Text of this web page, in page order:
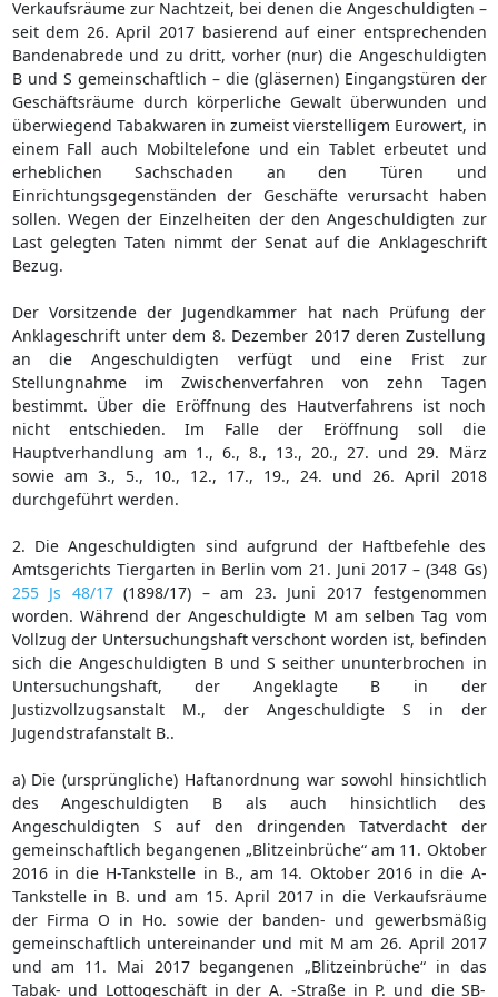
Verkaufsräume zur Nachtzeit, bei denen die Angeschuldigten –
seit dem 26. April 2017 basierend auf einer entsprechenden
Bandenabrede und zu dritt, vorher (nur) die Angeschuldigten
B und S gemeinschaftlich – die (gläsernen) Eingangstüren der
Geschäftsräume durch körperliche Gewalt überwunden und
überwiegend Tabakwaren in zumeist vierstelligem Eurowert, in
einem Fall auch Mobiltelefone und ein Tablet erbeutet und
erheblichen Sachschaden an den Türen und
Einrichtungsgegenständen der Geschäfte verursacht haben
sollen. Wegen der Einzelheiten der den Angeschuldigten zur
Last gelegten Taten nimmt der Senat auf die Anklageschrift
Bezug.
Der Vorsitzende der Jugendkammer hat nach Prüfung der
Anklageschrift unter dem 8. Dezember 2017 deren Zustellung
an die Angeschuldigten verfügt und eine Frist zur
Stellungnahme im Zwischenverfahren von zehn Tagen
bestimmt. Über die Eröffnung des Hautverfahrens ist noch
nicht entschieden. Im Falle der Eröffnung soll die
Hauptverhandlung am 1., 6., 8., 13., 20., 27. und 29. März
sowie am 3., 5., 10., 12., 17., 19., 24. und 26. April 2018
durchgeführt werden.
2. Die Angeschuldigten sind aufgrund der Haftbefehle des
Amtsgerichts Tiergarten in Berlin vom 21. Juni 2017 – (348 Gs)
255 Js 48/17(1898/17) – am 23. Juni 2017 festgenommen
worden. Während der Angeschuldigte M am selben Tag vom
Vollzug der Untersuchungshaft verschont worden ist, befinden
sich die Angeschuldigten B und S seither ununterbrochen in
Untersuchungshaft, der Angeklagte B in der
Justizvollzugsanstalt M., der Angeschuldigte S in der
Jugendstrafanstalt B..
a) Die (ursprüngliche) Haftanordnung war sowohl hinsichtlich
des Angeschuldigten B als auch hinsichtlich des
Angeschuldigten S auf den dringenden Tatverdacht der
gemeinschaftlich begangenen „Blitzeinbrüche“ am 11. Oktober
2016 in die H-Tankstelle in B., am 14. Oktober 2016 in die A-
Tankstelle in B. und am 15. April 2017 in die Verkaufsräume
der Firma O in Ho. sowie der banden- und gewerbsmäßig
gemeinschaftlich untereinander und mit M am 26. April 2017
und am 11. Mai 2017 begangenen „Blitzeinbrüche“ in das
Tabak- und Lottogeschäft in der A. -Straße in P. und die SB-